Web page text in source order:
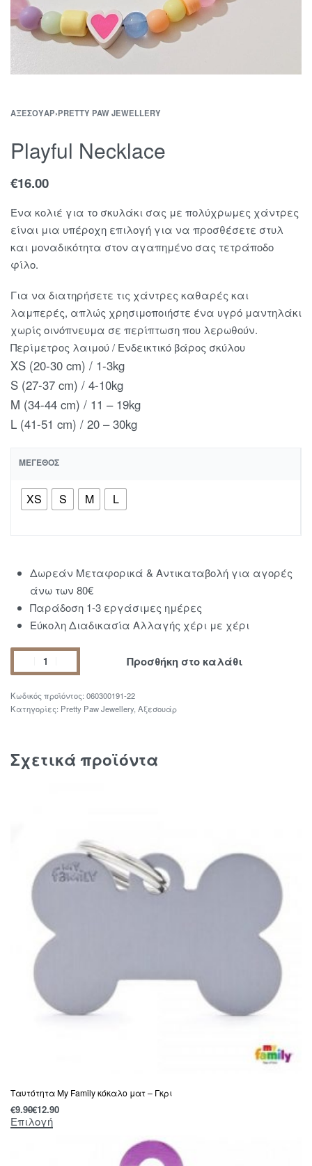
ΑΞΕΣΟΥΆΡ›PRETTY PAW JEWELLERY
Playful Necklace
€16.00
Ένα κολιέ για το σκυλάκι σας με πολύχρωμες χάντρες
είναι μια υπέροχη επιλογή για να προσθέσετε στυλ
και μοναδικότητα στον αγαπημένο σας τετράποδο
φίλο.
Για να διατηρήσετε τις χάντρες καθαρές και
λαμπερές, απλώς χρησιμοποιήστε ένα υγρό μαντηλάκι
χωρίς οινόπνευμα σε περίπτωση που λερωθούν.
Περίμετρος λαιμού / Ενδεικτικό βάρος σκύλου
XS (20-30 cm) / 1-3kg
S (27-37 cm) / 4-10kg
M (34-44 cm) / 11 – 19kg
L (41-51 cm) / 20 – 30kg
ΜΈΓΕΘΟΣ
XS S M L
Δωρεάν Μεταφορικά & Αντικαταβολή για αγορές
άνω των 80€
Παράδοση 1-3 εργάσιμες ημέρες
Εύκολη Διαδικασία Αλλαγής χέρι με χέρι
Προσθήκη στο καλάθι
060300191-22
Κατηγορίες: Pretty Paw Jewellery, Αξεσουάρ
Σχετικά προϊόντα
Tαυτότητα Μy Family κόκαλο ματ – Γκρι
€9.90€12.90
Επιλογή